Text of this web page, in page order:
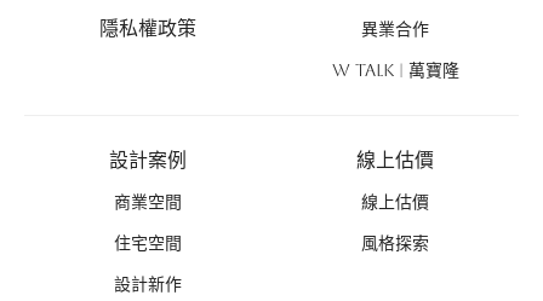
隱私權政策
異業合作
W TALK | 萬寶隆
設計案例
商業空間
住宅空間
設計新作
線上估價
線上估價
風格探索